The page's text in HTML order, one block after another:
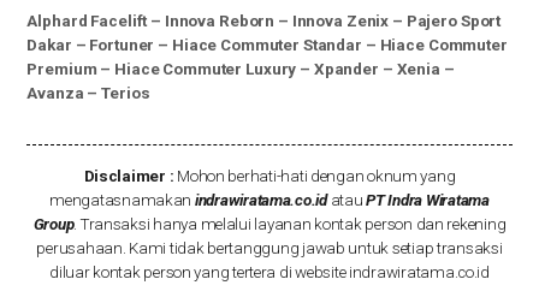
Alphard Facelift – Innova Reborn – Innova Zenix – Pajero Sport
Dakar – Fortuner – Hiace Commuter Standar – Hiace Commuter
Premium – Hiace Commuter Luxury – Xpander – Xenia –
Avanza –Terios
Disclaimer : Mohon berhati-hati dengan oknum yang
mengatasnamakan indrawiratama.co.idatauPT Indra Wiratama
Group. Transaksi hanya melalui layanan kontak person dan rekening
perusahaan. Kami tidak bertanggung jawab untuk setiap transaksi
diluar kontak person yang tertera di website indrawiratama.co.id